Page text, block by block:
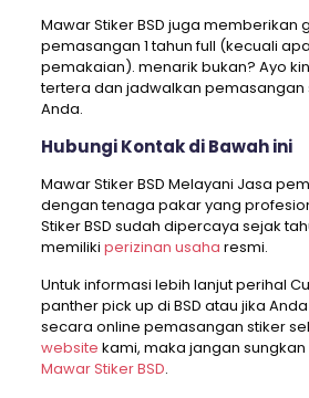
Mawar Stiker BSD juga memberikan
pemasangan 1 tahun full (kecuali
pemakaian). menarik bukan? Ayo
tertera dan jadwalkan pemasangan
Anda.
Hubungi Kontak di Bawah ini
Mawar Stiker BSD Melayani Jasa
dengan tenaga pakar yang
Stiker BSD sudah dipercaya sejak
memiliki perizinan usaha resmi.
Untuk informasi lebih lanjut perihal
panther pick up di BSD atau jika
secara online pemasangan stiker
website kami, maka jangan sungkan
Mawar Stiker BSD.